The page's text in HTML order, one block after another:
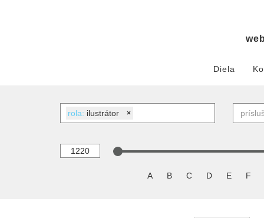
Diela
rola: ilustrátor ×
A B C D E F